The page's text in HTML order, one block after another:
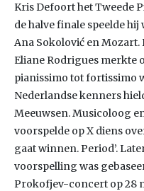
Kris Defoort het Tweede
de halve finale speelde
Ana Sokolović en Mozart.
Eliane Rodrigues merkte
pianissimo tot fortissimo
Nederlandse kenners
Meeuwsen. Musicoloog
voorspelde op X diens
gaat winnen. Period’.
voorspelling was
Prokofjev-concert op 28